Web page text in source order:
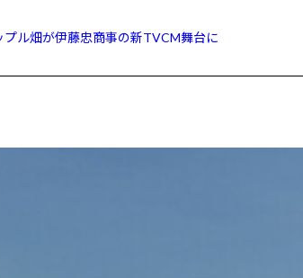
プル畑が伊藤忠商事の新TVCM舞台に